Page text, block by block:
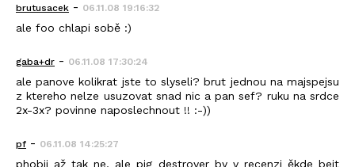
brutusacek - 06.11.08 19:16:32
ale foo chlapi sobě :)
gaba+dr - 06.11.08 17:30:24
ale panove kolikrat jste to slyseli? brut jednou na majspejsu
z ktereho nelze usuzovat snad nic a pan sef? ruku na srdce
2x-3x? povinne naposlechnout !! :-))
pf - 06.11.08 14:25:27
phobii až tak ne, ale pig destroyer by v recenzi ěkde bejt